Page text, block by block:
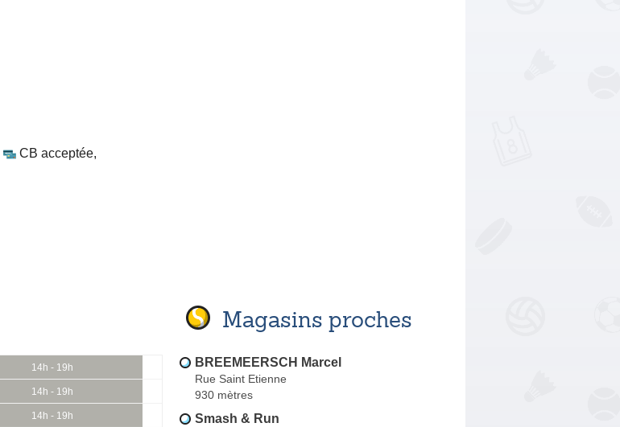
CB acceptée,
14h - 19h
14h - 19h
14h - 19h
Magasins proches
BREEMEERSCH Marcel
Rue Saint Etienne
930 mètres
Smash & Run